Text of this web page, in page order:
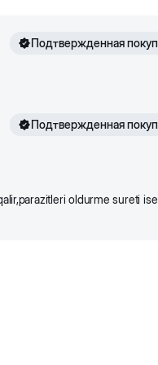
Подтвержденная
Подтвержденная
oldurme sureti